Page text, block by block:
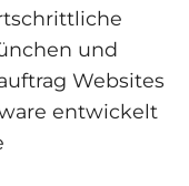
und
Websites
entwickelt